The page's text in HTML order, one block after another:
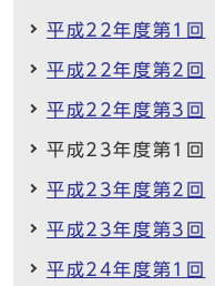
平成22年度第1回
平成22年度第2回
平成22年度第3回
平成23年度第1回
平成23年度第2回
平成23年度第3回
平成24年度第1回